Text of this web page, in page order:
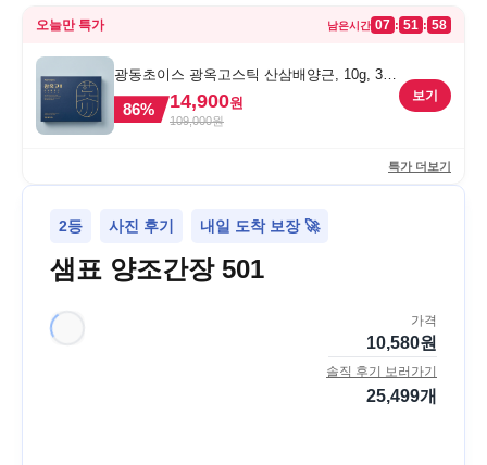
오늘만 특가 남은시간 07 : 51 : 58
광동초이스 광옥고스틱 산삼배양근, 10g, 30
포, 1개
86% 14,900원
109,000원
보기
특가 더보기
2등 사진 후기 내일 도착 보장 🚀
샘표 양조간장 501
가격
10,580원
솔직 후기 보러가기
25,499개